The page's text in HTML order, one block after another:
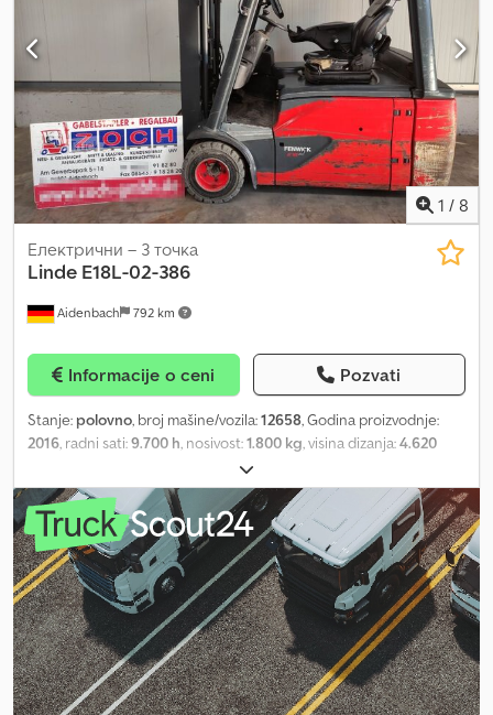
1 / 8
Aidenbach 792 km
Електрични – 3 точка
Linde E18L-02-386
Informacije o ceni Pozvati
Stanje: polovno, broj mašine/vozila:12658, Godina proizvodnje:
2016, radni sati:9.700 h, nosivost:1.800 kg, visina dizanja:4.620
1.550 mm
dimenzija prednje gume:200/50-10 ET 80 5 Loch, dimenzija
zadnje gume:140/55-9 ET 35 5 Loch , ukupna težina: 2.450 kg, tip
motora: električni, proizvođač: Linde Dsdpfxow Artze Almjkr